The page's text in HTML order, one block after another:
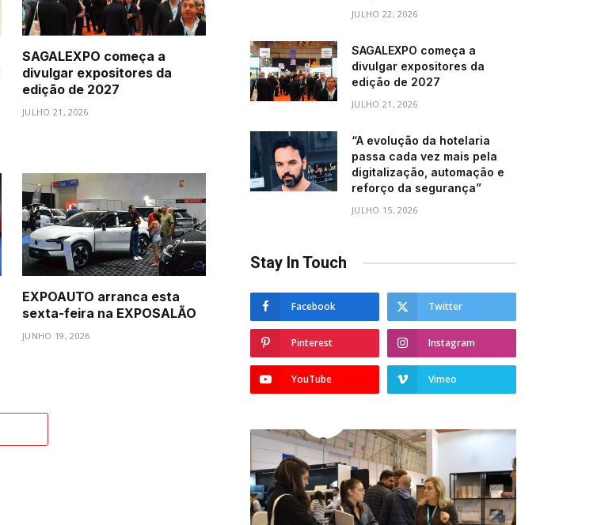
SAGALEXPO começa a
divulgar expositores da
edição de 2027
JULHO 21, 2026
EXPOAUTO arranca esta
sexta-feira na EXPOSALÃO
JUNHO 19, 2026
JULHO 22, 2026
SAGALEXPO começa a
divulgar expositores da
edição de 2027
JULHO 21, 2026
“A evolução da hotelaria
passa cada vez mais pela
digitalização, automação e
reforço da segurança”
JULHO 15, 2026
Stay In Touch
Facebook Twitter
Pinterest Instagram
YouTube Vimeo